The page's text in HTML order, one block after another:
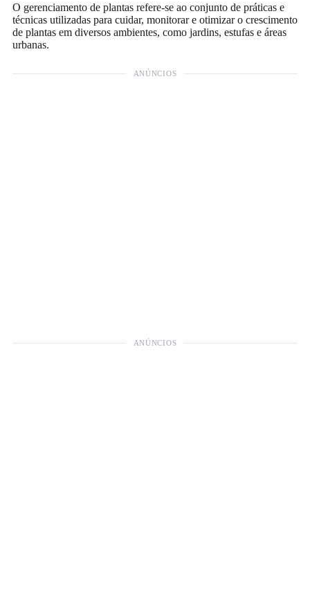
O gerenciamento de plantas refere-se ao conjunto de práticas e
técnicas utilizadas para cuidar, monitorar e otimizar o crescimento
de plantas em diversos ambientes, como jardins, estufas e áreas
urbanas.
ANÚNCIOS
ANÚNCIOS